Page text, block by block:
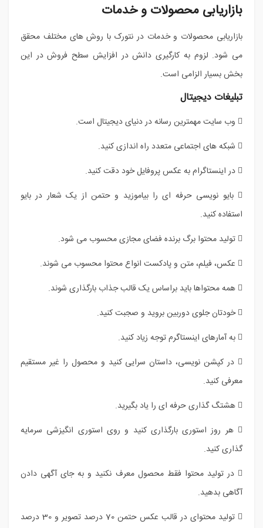
بازاریابی محصولات و خدمات
بازاریابی محصولات و خدمات در نتورک با روش های مختلف محقق
می شود. لزوم به کارگیری دانش در افزایش سطح فروش در این
بخش بسیار الزامی است.
تبلیغات دیجیتال
 وب سایت مهمترین رسانه در دنیای دیجیتال است.
 شبکه های اجتماعی متعدد راه اندازی کنید.
 در اینستاگرام به عکس پروفایل خود دقت کنید.
 بایو نویسی حرفه ای را بیاموزید و حتمن از یک شعار در بایو
استفاده کنید.
 تولید محتوا برگ برنده فضای مجازی محسوب می شود.
 عکس، فیلم، متن و پادکست انواع محتوا محسوب می شوند.
 همه محتواها باید براساس یک قالب جذاب بارگذاری شوند.
 خودتان جلوی دوربین بروید و صجبت کنید.
 به آمارهای اینستاگرم توجه زیاد کنید.
 در کپشن نویسی، داستان سرایی کنید و محصول را غیر مستقیم
معرفی کنید.
 هشتگ گذاری حرفه ای را یاد بگیرید.
 هر روز استوری بارگذاری کنید و روی استوری انگیزشی سرمایه
گذاری کنید.
 در تولید محتوا فقط محصول معرف نکنید و به جای آگهی دادن
آگاهی بدهید.
 تولید محتوای در قالب عکس حتمن 70 درصد تصویر و 30 درصد